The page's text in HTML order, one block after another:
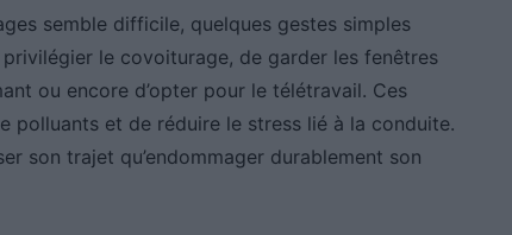
semble difficile, quelques gestes simples
le covoiturage, de garder les fenêtres
ou encore d’opter pour le télétravail. Ces
polluants et de réduire le stress lié à la conduite.
son trajet qu’endommager durablement son